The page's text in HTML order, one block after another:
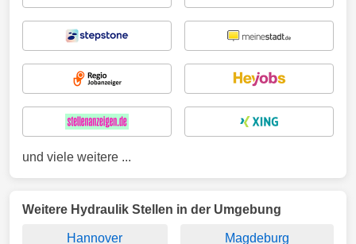
und viele weitere ...
Weitere Hydraulik Stellen in der Umgebung
Hannover Magdeburg